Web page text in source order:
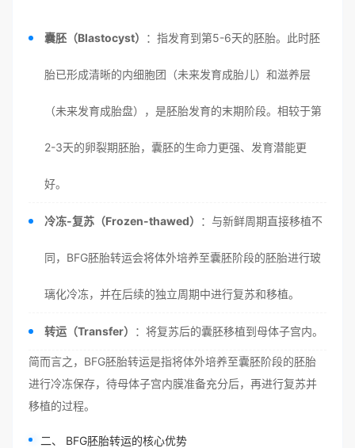
囊胚（Blastocyst） ：指发育到第5-6天的胚胎。此时胚
胎已形成清晰的内细胞团（未来发育成胎儿）和滋养层
（未来发育成胎盘），是胚胎发育的末期阶段。相较于第
2-3天的卵裂期胚胎，囊胚的生命力更强、发育潜能更
好。
冷冻-复苏（Frozen-thawed） ：与新鲜周期直接移植不
同，BFG胚胎转运会将体外培养至囊胚阶段的胚胎进行玻
璃化冷冻，并在后续的独立周期中进行复苏和移植。
转运（Transfer） ：将复苏后的囊胚移植到母体子宫内。
简而言之，BFG胚胎转运是指将体外培养至囊胚阶段的胚胎
进行冷冻保存，待母体子宫内膜准备充分后，再进行复苏并
移植的过程。
二、 BFG胚胎转运的核心优势